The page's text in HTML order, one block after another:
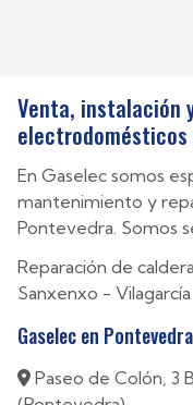
Venta, instalación
electrodomésticos
En Gaselec somos
mantenimiento y
Pontevedra. Somos
Reparación de
Sanxenxo - Vilagarcía
Gaselec en Pontevedra
Paseo de Colón, 3